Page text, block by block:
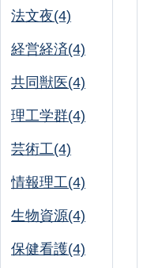
法文夜(4)
経営経済(4)
共同獣医(4)
理工学群(4)
芸術工(4)
情報理工(4)
生物資源(4)
保健看護(4)